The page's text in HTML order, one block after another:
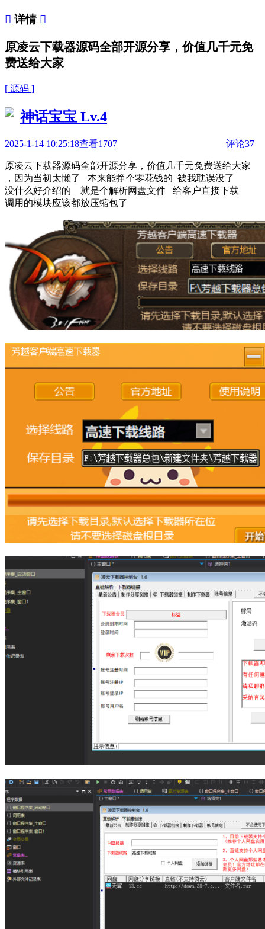
 详情 
原凌云下载器源码全部开源分享，价值几千元免
费送给大家
[ 源码 ]
神话宝宝 Lv.4
2025-1-14 10:25:18查看1707 评论37
原凌云下载器源码全部开源分享，价值几千元免费送给大家
，因为当初太懒了 本来能挣个零花钱的 被我耽误没了
没什么好介绍的 就是个解析网盘文件 给客户直接下载
调用的模块应该都放压缩包了